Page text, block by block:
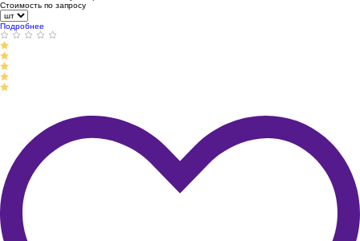
Стоимость по запросу
Подробнее